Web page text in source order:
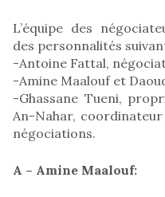
L’équipe des
des personnalités
-Antoine Fattal,
-Amine Maalouf et
-Ghassane Tueni,
An-Nahar,
négociations.
A – Amine Maalouf: